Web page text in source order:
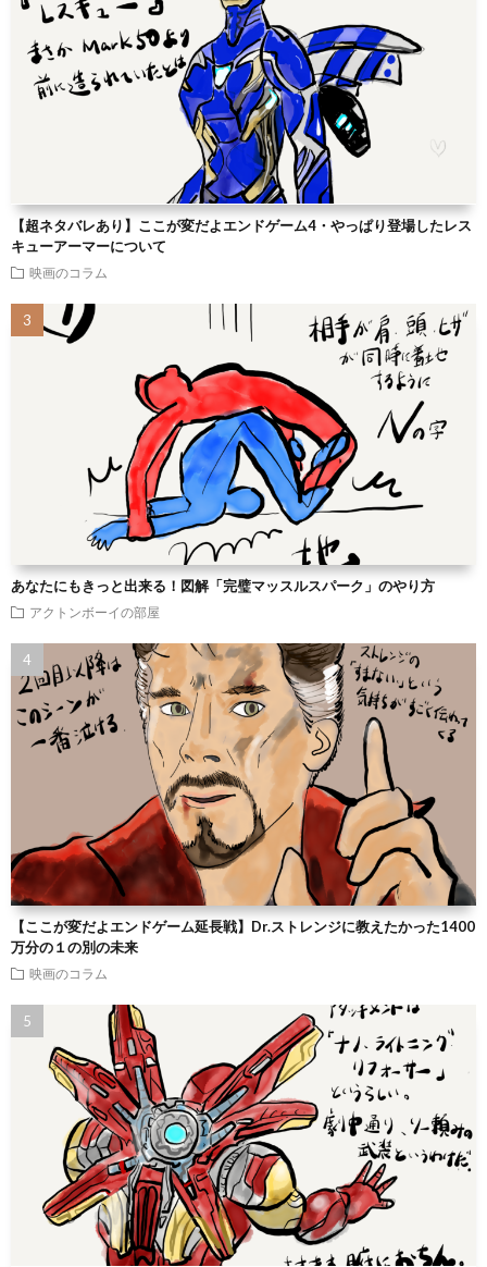
【超ネタバレあり】ここが変だよエンドゲーム4・やっぱり登場したレス
キューアーマーについて
映画のコラム
あなたにもきっと出来る！図解「完璧マッスルスパーク」のやり方
アクトンボーイの部屋
【ここが変だよエンドゲーム延長戦】Dr.ストレンジに教えたかった1400
万分の１の別の未来
映画のコラム